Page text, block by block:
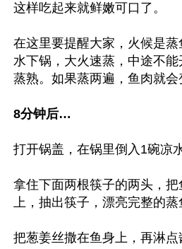
这样吃起来就鲜嫩可口了。
在这里要提醒大家，火候是
水下锅，大火速蒸，中途不
蒸熟。如果蒸两遍，鱼肉就会
8分钟后…
打开锅盖，在锅里倒入1碗凉
拿住下面两根筷子的两头，
上，抽出筷子，漂亮完整的蒸
把葱姜丝撒在鱼身上，再淋点